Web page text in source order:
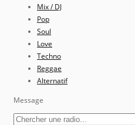
Mix / DJ
Pop
Soul
Love
Techno
Reggae
Alternatif
Message